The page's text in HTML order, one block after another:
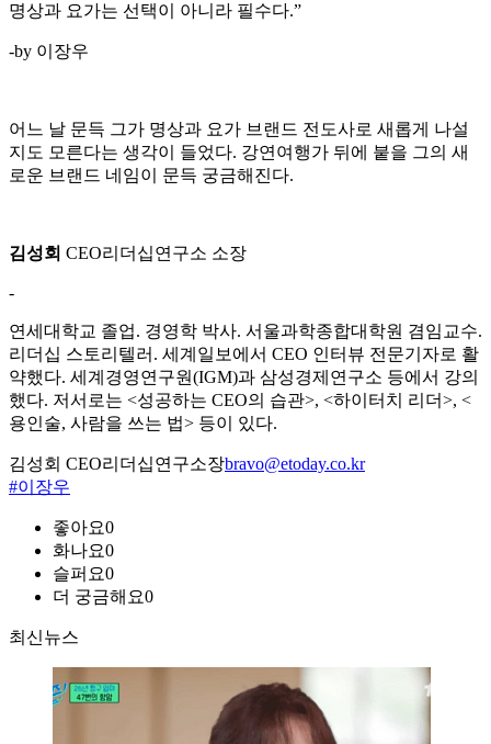
명상과 요가는 선택이 아니라 필수다.”
-by 이장우
어느 날 문득 그가 명상과 요가 브랜드 전도사로 새롭게 나설
지도 모른다는 생각이 들었다. 강연여행가 뒤에 붙을 그의 새
로운 브랜드 네임이 문득 궁금해진다.
김성회 CEO리더십연구소 소장
-
연세대학교 졸업. 경영학 박사. 서울과학종합대학원 겸임교수.
리더십 스토리텔러. 세계일보에서 CEO 인터뷰 전문기자로 활
약했다. 세계경영연구원(IGM)과 삼성경제연구소 등에서 강의
했다. 저서로는 <성공하는 CEO의 습관>, <하이터치 리더>, <
용인술, 사람을 쓰는 법> 등이 있다.
김성회 CEO리더십연구소장bravo@etoday.co.kr
#이장우
좋아요0
화나요0
슬퍼요0
더 궁금해요0
최신뉴스